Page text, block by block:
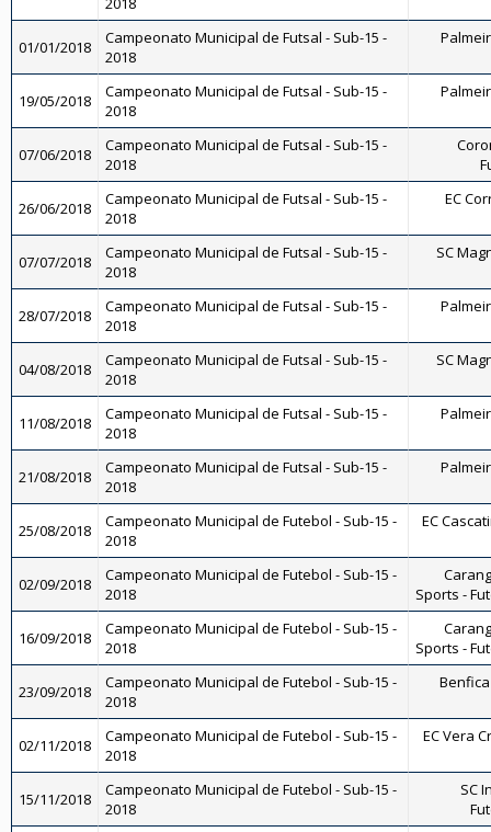
01/01/2018
Campeonato Municipal de Futsal - Sub-15 -
2018
19/05/2018
Campeonato Municipal de Futsal - Sub-15 -
2018
07/06/2018
Campeonato Municipal de Futsal - Sub-15 -
2018
26/06/2018
Campeonato Municipal de Futsal - Sub-15 -
2018
EC
07/07/2018
Campeonato Municipal de Futsal - Sub-15 -
2018
SC
28/07/2018
Campeonato Municipal de Futsal - Sub-15 -
2018
04/08/2018
Campeonato Municipal de Futsal - Sub-15 -
2018
SC
11/08/2018
Campeonato Municipal de Futsal - Sub-15 -
2018
21/08/2018
Campeonato Municipal de Futsal - Sub-15 -
2018
25/08/2018
Campeonato Municipal de Futebol - Sub-15 -
2018
EC
02/09/2018
Campeonato Municipal de Futebol - Sub-15 -
2018
Sports -
16/09/2018
Campeonato Municipal de Futebol - Sub-15 -
2018
Sports -
23/09/2018
Campeonato Municipal de Futebol - Sub-15 -
2018
Benfica
02/11/2018
Campeonato Municipal de Futebol - Sub-15 -
2018
EC Vera
15/11/2018
Campeonato Municipal de Futebol - Sub-15 -
2018
SC